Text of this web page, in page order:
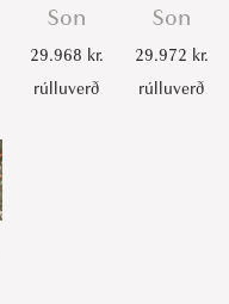
Son
29.968 kr.
rúlluverð
Son
29.972 kr.
rúlluverð